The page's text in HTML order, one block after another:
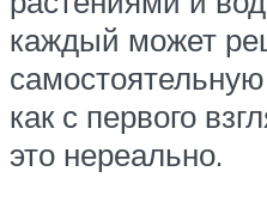
каждый может
как с первого
это нереально.